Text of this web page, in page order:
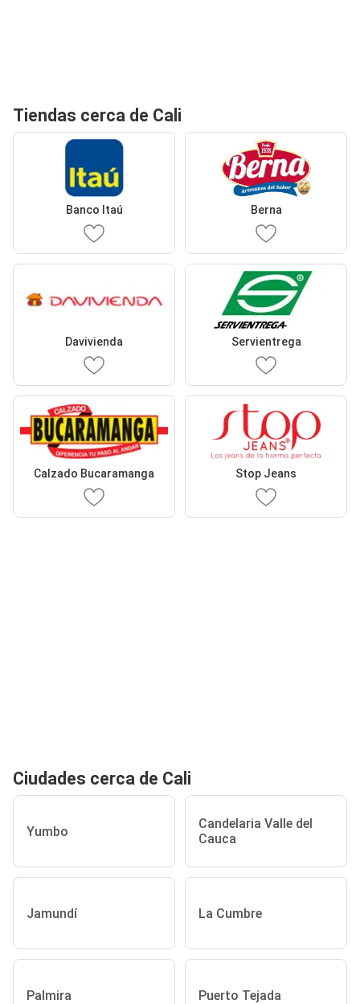
Tiendas cerca de Cali
Banco Itaú Berna
Davivienda Servientrega
Calzado Bucaramanga Stop Jeans
Ciudades cerca de Cali
Yumbo
Candelaria Valle del
Cauca
Jamundí La Cumbre
Palmira Puerto Tejada